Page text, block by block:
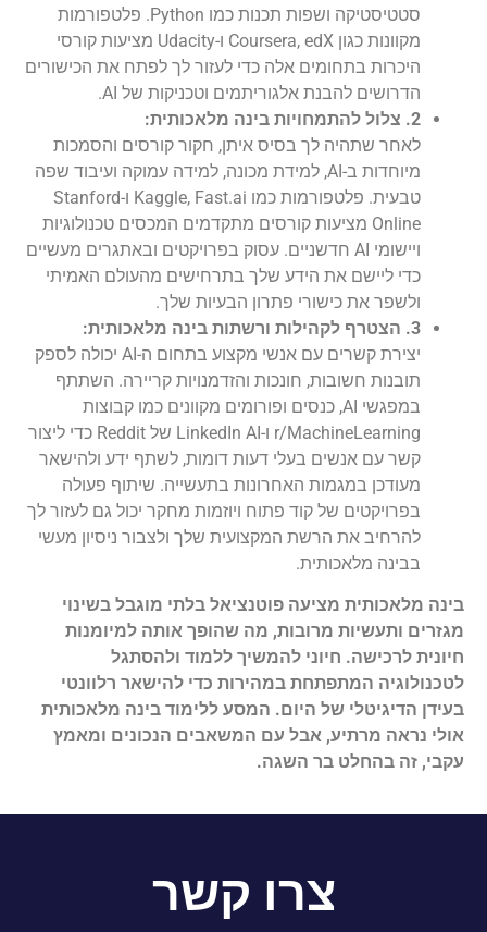
סטטיסטיקה ושפות תכנות כמו Python. פלטפורמות
מקוונות כגון Coursera, edX ו-Udacity מציעות קורסי
היכרות בתחומים אלה כדי לעזור לך לפתח את הכישורים
הדרושים להבנת אלגוריתמים וטכניקות של AI.
2. צלול להתמחויות בינה מלאכותית:
לאחר שתהיה לך בסיס איתן, חקור קורסים והסמכות
מיוחדות ב-AI, למידת מכונה, למידה עמוקה ועיבוד שפה
טבעית. פלטפורמות כמו Kaggle, Fast.ai ו-Stanford
Online מציעות קורסים מתקדמים המכסים טכנולוגיות
ויישומי AI חדשניים. עסוק בפרויקטים ובאתגרים מעשיים
כדי ליישם את הידע שלך בתרחישים מהעולם האמיתי
ולשפר את כישורי פתרון הבעיות שלך.
3. הצטרף לקהילות ורשתות בינה מלאכותית:
יצירת קשרים עם אנשי מקצוע בתחום ה-AI יכולה לספק
תובנות חשובות, חונכות והזדמנויות קריירה. השתתף
במפגשי AI, כנסים ופורומים מקוונים כמו קבוצות
r/MachineLearning ו-LinkedIn AI של Reddit כדי ליצור
קשר עם אנשים בעלי דעות דומות, לשתף ידע ולהישאר
מעודכן במגמות האחרונות בתעשייה. שיתוף פעולה
בפרויקטים של קוד פתוח ויוזמות מחקר יכול גם לעזור לך
להרחיב את הרשת המקצועית שלך ולצבור ניסיון מעשי
בבינה מלאכותית.
בינה מלאכותית מציעה פוטנציאל בלתי מוגבל בשינוי
מגזרים ותעשיות מרובות, מה שהופך אותה למיומנות
חיונית לרכישה. חיוני להמשיך ללמוד ולהסתגל
לטכנולוגיה המתפתחת במהירות כדי להישאר רלוונטי
בעידן הדיגיטלי של היום. המסע ללימוד בינה מלאכותית
אולי נראה מרתיע, אבל עם המשאבים הנכונים ומאמץ
עקבי, זה בהחלט בר השגה.
צרו קשר